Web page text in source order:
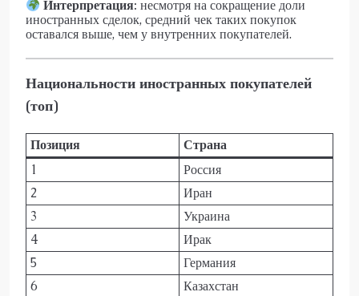
Интерпретация: несмотря на сокращение доли
иностранных сделок, средний чек таких покупок
оставался выше, чем у внутренних покупателей.
Национальности иностранных покупателей
(топ)
Позиция
Страна
1
Россия
2
Иран
3
Украина
4
Ирак
5
Германия
6
Казахстан